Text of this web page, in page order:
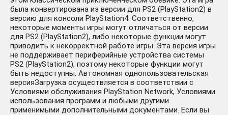
была конвертирована из версии для PS2 (PlayStation2) в
версию для консоли PlayStation4. Соответственно,
некоторые моменты игры могут отличаться от версии
для PS2 (PlayStation2), либо некоторые функции могут
приводить к некорректной работе игры. Эта версия игры
не поддерживает периферийные устройства системы
PS2 (PlayStation2), поэтому некоторые функции могут
быть недоступны. Автономная однопользовательская
версияЗагрузка осуществляется в соответствии с
Условиями обслуживания PlayStation Network, Условиями
использования программ и любыми другими
применимыми дополнительными документами. Если вы